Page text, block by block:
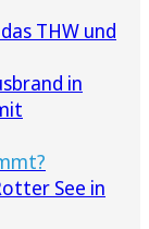
THW und
in
See in